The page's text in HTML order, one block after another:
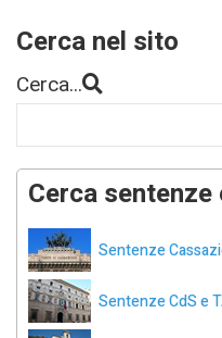
Cerca nel sito
Cerca...
Cerca sentenze
Sentenze
Sentenze CdS e